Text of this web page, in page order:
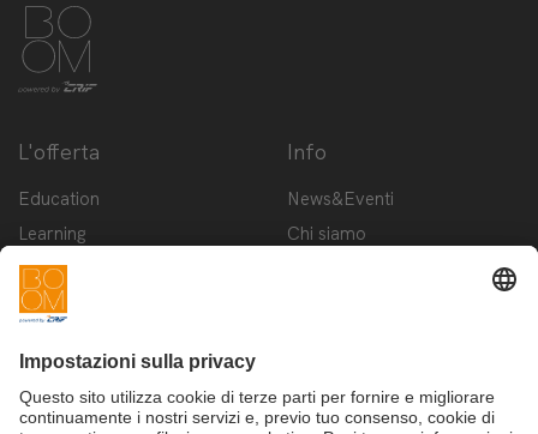
L'offerta
Education
Learning
Innovation
Startup
Info
News&Eventi
Chi siamo